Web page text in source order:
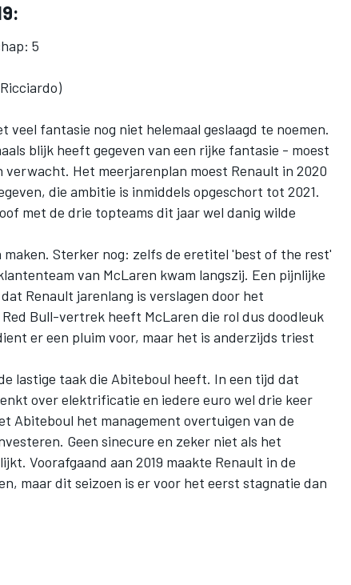
5
veel fantasie nog niet helemaal geslaagd te noemen.
blijk heeft gegeven van een rijke fantasie - moest
Het meerjarenplan moest Renault in 2020
die ambitie is inmiddels opgeschort tot 2021.
met de drie topteams dit jaar wel danig wilde
Sterker nog: zelfs de eretitel 'best of the rest'
van McLaren kwam langszij. Een pijnlijke
Renault jarenlang is verslagen door het
Bull-vertrek heeft McLaren die rol dus doodleuk
er een pluim voor, maar het is anderzijds triest
lastige taak die Abiteboul heeft. In een tijd dat
over elektrificatie en iedere euro wel drie keer
Abiteboul het management overtuigen van de
Geen sinecure en zeker niet als het
Voorafgaand aan 2019 maakte Renault in de
maar dit seizoen is er voor het eerst stagnatie dan